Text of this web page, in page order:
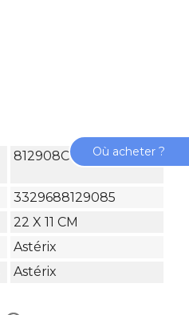
812908C
3329688129085
22 X 11 CM
Astérix
Astérix
Où acheter ?